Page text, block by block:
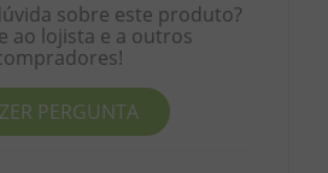
sobre este produto?
ao lojista e a outros
PERGUNTA